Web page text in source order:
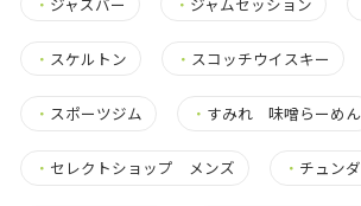
・ スケルトン ・ スコッチウイスキー
・ スポーツジム ・ すみれ 味噌らーめん
・ セレクトショップ メンズ ・ チュン